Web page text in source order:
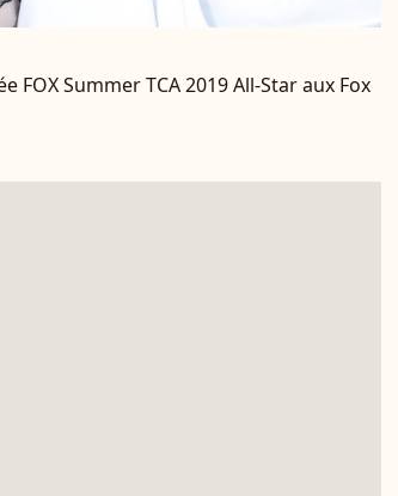
FOX Summer TCA 2019 All-Star aux Fox